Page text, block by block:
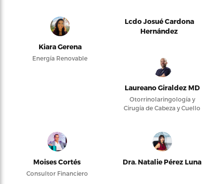
Kiara Gerena
Energía Renovable
Lcdo Josué Cardona
Hernández
Laureano Giraldez MD
Otorrinolaringología y
Cirugía de Cabeza y Cuello
Moises Cortés
Consultor Financiero
Dra. Natalie Pérez Luna